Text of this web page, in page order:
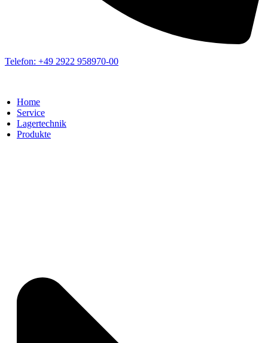
Telefon: +49 2922 958970-00
Home
Service
Lagertechnik
Produkte